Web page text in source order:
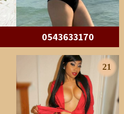
0543633170
21